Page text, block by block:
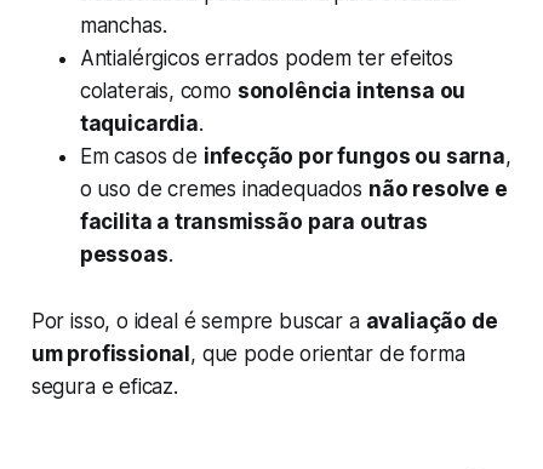
manchas.
Antialérgicos errados podem ter efeitos
colaterais, como sonolência intensa ou
taquicardia.
Em casos de infecção por fungos ou sarna,
o uso de cremes inadequados não resolve e
facilita a transmissão para outras
pessoas.
Por isso, o ideal é sempre buscar a avaliação de
um profissional , que pode orientar de forma
segura e eficaz.